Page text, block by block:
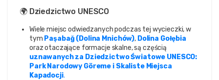
🌍 Dziedzictwo UNESCO
Wiele miejsc odwiedzanych podczas tej wycieczki, w
tym Paşabağ (Dolina Mnichów), Dolina Gołębia
oraz otaczające formacje skalne, są częścią
uznawanych za Dziedzictwo Światowe UNESCO:
Park Narodowy Göreme i Skaliste Miejsca
Kapadocji.